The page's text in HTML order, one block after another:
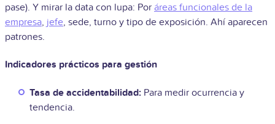
pase). Y mirar la data con lupa: Por áreas funcionales de la
empresa, jefe, sede, turno y tipo de exposición. Ahí aparecen
patrones.
Indicadores prácticos para gestión
Tasa de accidentabilidad: Para medir ocurrencia y
tendencia.